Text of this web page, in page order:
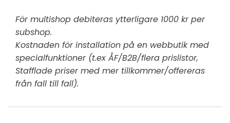
För multishop debiteras ytterligare 1000 kr per
subshop.
Kostnaden för installation på en webbutik med
specialfunktioner (t.ex ÅF/B2B/flera prislistor,
Stafflade priser med mer tillkommer/offereras
från fall till fall).